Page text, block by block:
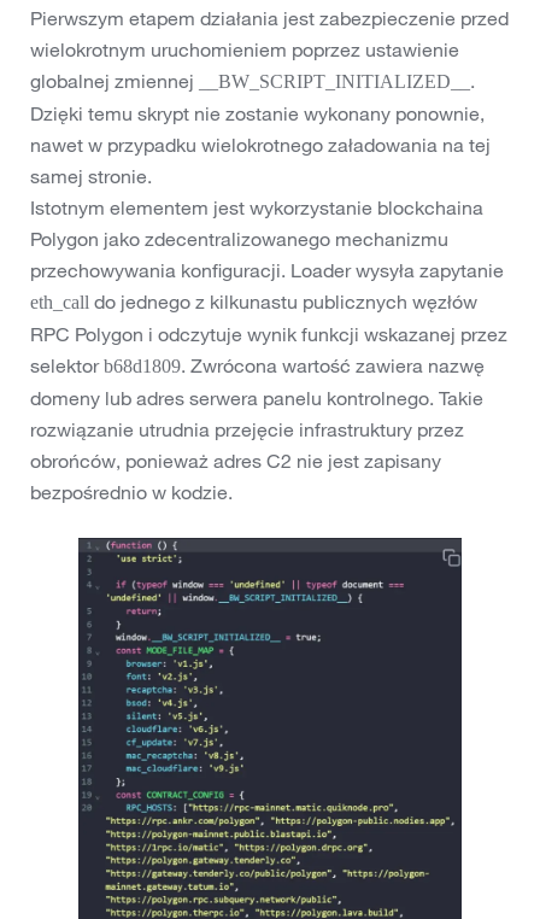
Pierwszym etapem działania jest zabezpieczenie przed
wielokrotnym uruchomieniem poprzez ustawienie
globalnej zmiennej
__BW_SCRIPT_INITIALIZED__ .
Dzięki temu skrypt nie zostanie wykonany ponownie,
nawet w przypadku wielokrotnego załadowania na tej
samej stronie.
Istotnym elementem jest wykorzystanie blockchaina
Polygon jako zdecentralizowanego mechanizmu
przechowywania konfiguracji. Loader wysyła zapytanie
eth_call do jednego z kilkunastu publicznych węzłów
RPC Polygon i odczytuje wynik funkcji wskazanej przez
selektorb68d1809. Zwrócona wartość zawiera nazwę
domeny lub adres serwera panelu kontrolnego. Takie
rozwiązanie utrudnia przejęcie infrastruktury przez
obrońców, ponieważ adres C2 nie jest zapisany
bezpośrednio w kodzie.